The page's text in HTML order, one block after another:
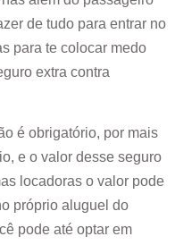
de tudo para entrar no
para te colocar medo
extra contra
é obrigatório, por mais
e o valor desse seguro
locadoras o valor pode
próprio aluguel do
pode até optar em